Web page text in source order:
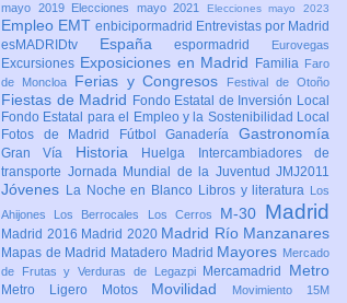
mayo 2019
Elecciones mayo 2021 Elecciones mayo 2023
Empleo EMT enbicipormadrid Entrevistas por Madrid
esMADRIDtv Españaespormadrid Eurovegas
Excursiones Exposiciones en Madrid Familia Faro
de Moncloa
Ferias y Congresos Festival de Otoño
Fiestas de Madrid Fondo Estatal de Inversión Local
Fondo Estatal para el Empleo y la Sostenibilidad Local
Fotos de Madrid
FútbolGanaderíaGastronomía
Gran Vía Historia Huelga
Intercambiadores de
transporte Jornada Mundial de la Juventud JMJ2011
Jóvenes La Noche en Blanco Libros y literatura
Los
Ahijones
Los Berrocales Los Cerros M-30 Madrid
Madrid 2016 Madrid 2020 Madrid Río Manzanares
Mapas de Madrid Matadero Madrid Mayores Mercado
de Frutas y Verduras de Legazpi
Mercamadrid Metro
Metro Ligero Motos Movilidad Movimiento 15M